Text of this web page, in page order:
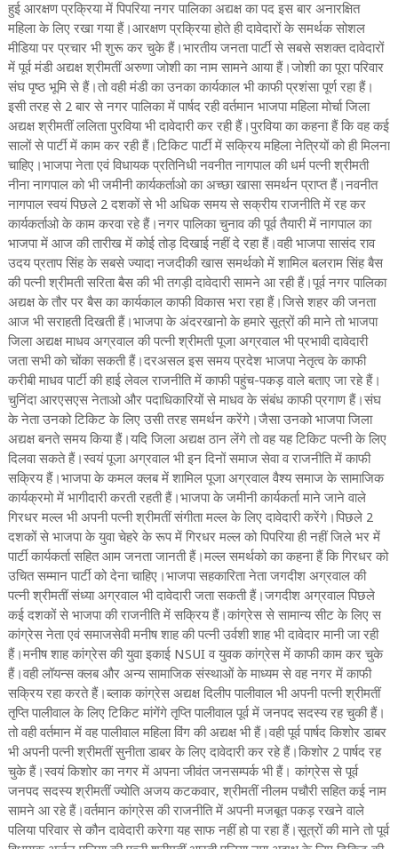
हुई आरक्षण प्रक्रिया में पिपरिया नगर पालिका अद्यक्ष का पद इस बार अनारक्षित
महिला के लिए रखा गया हैं।आरक्षण प्रक्रिया होते ही दावेदारों के समर्थक सोशल
मीडिया पर प्रचार भी शुरू कर चुके हैं।भारतीय जनता पार्टी से सबसे सशक्त दावेदारों
में पूर्व मंडी अद्यक्ष श्रीमतीं अरुणा जोशी का नाम सामने आया हैं।जोशी का पूरा परिवार
संघ पृष्ठ भूमि से हैं।तो वही मंडी का उनका कार्यकाल भी काफी प्रशंसा पूर्ण रहा हैं।
इसी तरह से 2 बार से नगर पालिका में पार्षद रही वर्तमान भाजपा महिला मोर्चा जिला
अद्यक्ष श्रीमतीं ललिता पुरविया भी दावेदारी कर रही हैं।पुरविया का कहना हैं कि वह कई
सालों से पार्टी में काम कर रही हैं।टिकिट पार्टी में सक्रिय महिला नेत्रियों को ही मिलना
चाहिए।भाजपा नेता एवं विधायक प्रतिनिधी नवनीत नागपाल की धर्म पत्नी श्रीमती
नीना नागपाल को भी जमीनी कार्यकर्ताओ का अच्छा खासा समर्थन प्राप्त हैं।नवनीत
नागपाल स्वयं पिछले 2 दशकों से भी अधिक समय से सक्रीय राजनीति में रह कर
कार्यकर्ताओ के काम करवा रहे हैं।नगर पालिका चुनाव की पूर्व तैयारी में नागपाल का
भाजपा में आज की तारीख में कोई तोड़ दिखाई नहीं दे रहा हैं।वही भाजपा सासंद राव
उदय प्रताप सिंह के सबसे ज्यादा नजदीकी खास समर्थको में शामिल बलराम सिंह बैस
की पत्नी श्रीमती सरिता बैस की भी तगड़ी दावेदारी सामने आ रही हैं।पूर्व नगर पालिका
अद्यक्ष के तौर पर बैस का कार्यकाल काफी विकास भरा रहा हैं।जिसे शहर की जनता
आज भी सराहती दिखती हैं।भाजपा के अंदरखानो के हमारे सूत्रों की माने तो भाजपा
जिला अद्यक्ष माधव अग्रवाल की पत्नी श्रीमती पूजा अग्रवाल भी प्रभावी दावेदारी
जता सभी को चोंका सकती हैं।दरअसल इस समय प्रदेश भाजपा नेतृत्व के काफी
करीबी माधव पार्टी की हाई लेवल राजनीति में काफी पहुंच-पकड़ वाले बताए जा रहे हैं।
चुनिंदा आरएसएस नेताओ और पदाधिकारियों से माधव के संबंध काफी प्रगाण हैं।संघ
के नेता उनको टिकिट के लिए उसी तरह समर्थन करेंगे।जैसा उनको भाजपा जिला
अद्यक्ष बनते समय किया हैं।यदि जिला अद्यक्ष ठान लेंगे तो वह यह टिकिट पत्नी के लिए
दिलवा सकते हैं।स्वयं पूजा अग्रवाल भी इन दिनों समाज सेवा व राजनीति में काफी
सक्रिय हैं।भाजपा के कमल क्लब में शामिल पूजा अग्रवाल वैश्य समाज के सामाजिक
कार्यक्रमो में भागीदारी करती रहती हैं।भाजपा के जमीनी कार्यकर्ता माने जाने वाले
गिरधर मल्ल भी अपनी पत्नी श्रीमतीं संगीता मल्ल के लिए दावेदारी करेंगे।पिछले 2
दशकों से भाजपा के युवा चेहरे के रूप में गिरधर मल्ल को पिपरिया ही नहीं जिले भर में
पार्टी कार्यकर्ता सहित आम जनता जानती हैं।मल्ल समर्थको का कहना हैं कि गिरधर को
उचित सम्मान पार्टी को देना चाहिए।भाजपा सहकारिता नेता जगदीश अग्रवाल की
पत्नी श्रीमतीं संध्या अग्रवाल भी दावेदारी जता सकती हैं।जगदीश अग्रवाल पिछले
कई दशकों से भाजपा की राजनीति में सक्रिय हैं।कांग्रेस से सामान्य सीट के लिए स
कांग्रेस नेता एवं समाजसेवी मनीष शाह की पत्नी उर्वशी शाह भी दावेदार मानी जा रही
हैं।मनीष शाह कांग्रेस की युवा इकाई NSUI व युवक कांग्रेस में काफी काम कर चुके
हैं।वही लॉयन्स क्लब और अन्य सामाजिक संस्थाओं के माध्यम से वह नगर में काफी
सक्रिय रहा करते हैं।ब्लाक कांग्रेस अद्यक्ष दिलीप पालीवाल भी अपनी पत्नी श्रीमतीं
तृप्ति पालीवाल के लिए टिकिट मांगेंगे तृप्ति पालीवाल पूर्व में जनपद सदस्य रह चुकी हैं।
तो वही वर्तमान में वह पालीवाल महिला विंग की अद्यक्ष भी हैं।वही पूर्व पार्षद किशोर डाबर
भी अपनी पत्नी श्रीमतीं सुनीता डाबर के लिए दावेदारी कर रहे हैं।किशोर 2 पार्षद रह
चुके हैं।स्वयं किशोर का नगर में अपना जीवंत जनसम्पर्क भी हैं। कांग्रेस से पूर्व
जनपद सदस्य श्रीमतीं ज्योति अजय कटकवार, श्रीमतीं नीलम पचौरी सहित कई नाम
सामने आ रहे हैं।वर्तमान कांग्रेस की राजनीति में अपनी मजबूत पकड़ रखने वाले
पलिया परिवार से कौन दावेदारी करेगा यह साफ नहीं हो पा रहा हैं।सूत्रों की माने तो पूर्व